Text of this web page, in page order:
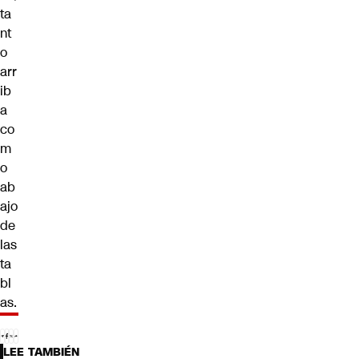
ta
nt
o
arr
ib
a
co
m
o
ab
ajo
de
las
ta
bl
as.
LEE TAMBIÉN